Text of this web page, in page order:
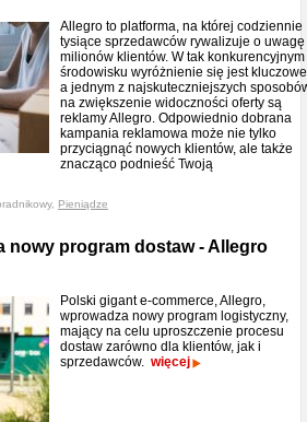
Allegro to platforma, na której codziennie
tysiące sprzedawców rywalizuje o uwagę
milionów klientów. W tak konkurencyjnym
środowisku wyróżnienie się jest
a jednym z najskuteczniejszych
na zwiększenie widoczności oferty są
reklamy Allegro. Odpowiednio dobrana
kampania reklamowa może nie tylko
przyciągnąć nowych klientów, ale także
znacząco podnieść Twoją
Pieniądze
nowy program dostaw - Allegro
Polski gigant e-commerce, Allegro,
wprowadza nowy program logistyczny,
mający na celu uproszczenie procesu
dostaw zarówno dla klientów, jak i
sprzedawców. więcej